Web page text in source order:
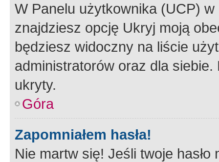
W Panelu użytkownika (UCP) w
znajdziesz opcję Ukryj moją
będziesz widoczny na liście
administratorów oraz dla
ukryty.
Góra
Zapomniałem hasła!
Nie martw się! Jeśli twoje